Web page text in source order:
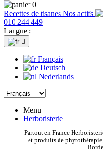
0
Recettes de tisanes Nos actifs
010 244 449
Langue :

Français
Deutsch
Nederlands
Menu
Herboristerie
Partout en France
et produits de